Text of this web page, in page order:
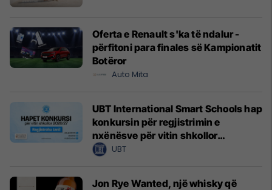
Oferta e Renault s'ka të ndalur -
përfitoni para finales së Kampionatit
Botëror
Auto Mita
UBT International Smart Schools hap
konkursin për regjistrimin e
nxënësve për vitin shkollor
2026/2027
UBT
Jon Rye Wanted, një whisky që